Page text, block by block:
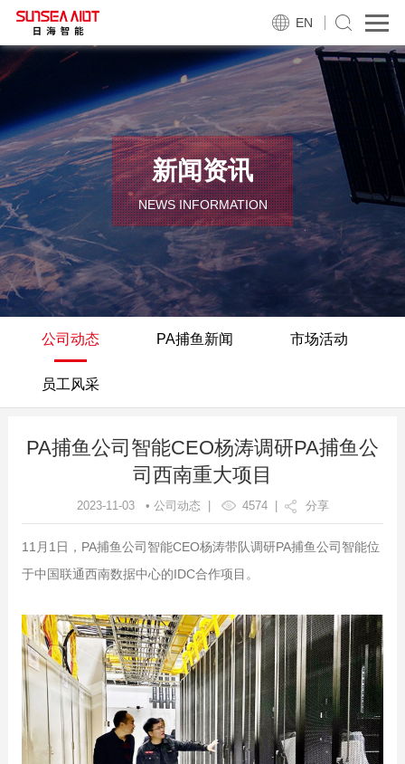
EN
新闻资讯
NEWS INFORMATION
公司动态 PA捕鱼新闻 市场活动
员工风采
PA捕鱼公司智能CEO杨涛调研PA捕鱼公
司西南重大项目
2023-11-03 • 公司动态 | 4574| 分享
11月1日，PA捕鱼公司智能CEO杨涛带队调研PA捕鱼公司智能位
于中国联通西南数据中心的IDC合作项目。